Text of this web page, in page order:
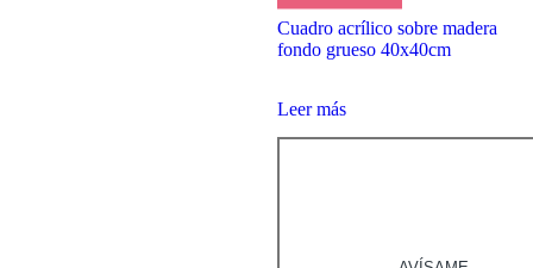
de 5
Cuadro acrílico sobre madera
fondo grueso 40x40cm
Leer más